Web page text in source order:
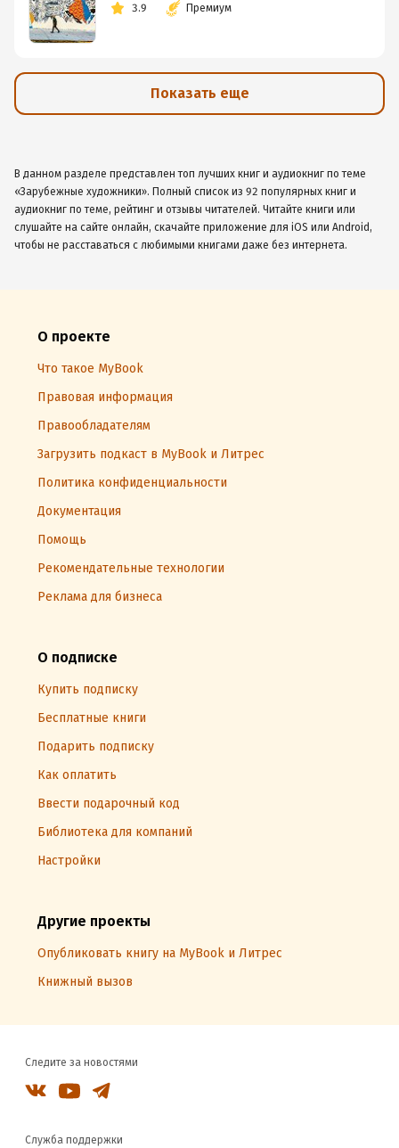
3.9 Премиум
Показать еще
В данном разделе представлен топ лучших книг и аудиокниг по теме
«Зарубежные художники». Полный список из 92 популярных книг и
аудиокниг по теме, рейтинг и отзывы читателей. Читайте книги или
слушайте на сайте онлайн, скачайте приложение для iOS или Android,
чтобы не расставаться с любимыми книгами даже без интернета.
О проекте
Что такое MyBook
Правовая информация
Правообладателям
Загрузить подкаст в MyBook и Литрес
Политика конфиденциальности
Документация
Помощь
Рекомендательные технологии
Реклама для бизнеса
О подписке
Купить подписку
Бесплатные книги
Подарить подписку
Как оплатить
Ввести подарочный код
Библиотека для компаний
Настройки
Другие проекты
Опубликовать книгу на MyBook и Литрес
Книжный вызов
Следите за новостями
Служба поддержки